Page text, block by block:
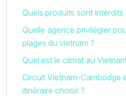
Quels produits sont interdits
Quelle agence privilégier
plages du vietnam ?
Quel est le climat au
Circuit Vietnam-Cambodge
itinéraire choisir ?